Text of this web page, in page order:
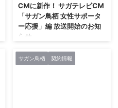
CMに新作！ サガテレビCM
「サガン鳥栖 女性サポータ
ー応援」編 放送開始のお知
らせ
展開する株式会社Cygames（以
サガン鳥栖 契約情報